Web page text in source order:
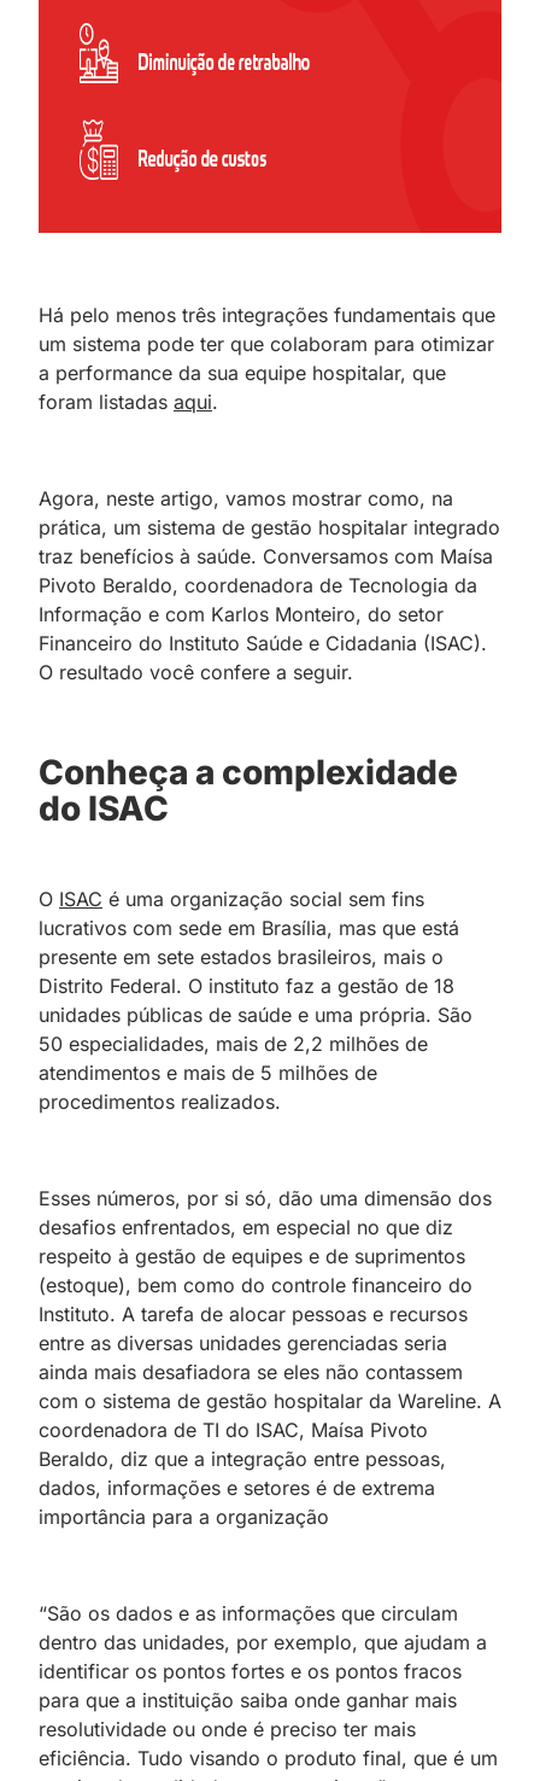
Há pelo menos três integrações fundamentais que
um sistema pode ter que colaboram para otimizar
a performance da sua equipe hospitalar, que
foram listadas aqui.
Agora, neste artigo, vamos mostrar como, na
prática, um sistema de gestão hospitalar integrado
traz benefícios à saúde. Conversamos com Maísa
Pivoto Beraldo, coordenadora de Tecnologia da
Informação e com Karlos Monteiro, do setor
Financeiro do Instituto Saúde e Cidadania (ISAC).
O resultado você confere a seguir.
Conheça a complexidade
do ISAC
O ISAC é uma organização social sem fins
lucrativos com sede em Brasília, mas que está
presente em sete estados brasileiros, mais o
Distrito Federal. O instituto faz a gestão de 18
unidades públicas de saúde e uma própria. São
50 especialidades, mais de 2,2 milhões de
atendimentos e mais de 5 milhões de
procedimentos realizados.
Esses números, por si só, dão uma dimensão dos
desafios enfrentados, em especial no que diz
respeito à gestão de equipes e de suprimentos
(estoque), bem como do controle financeiro do
Instituto. A tarefa de alocar pessoas e recursos
entre as diversas unidades gerenciadas seria
ainda mais desafiadora se eles não contassem
com o sistema de gestão hospitalar da Wareline. A
coordenadora de TI do ISAC, Maísa Pivoto
Beraldo, diz que a integração entre pessoas,
dados, informações e setores é de extrema
importância para a organização
“São os dados e as informações que circulam
dentro das unidades, por exemplo, que ajudam a
identificar os pontos fortes e os pontos fracos
para que a instituição saiba onde ganhar mais
resolutividade ou onde é preciso ter mais
eficiência. Tudo visando o produto final, que é um